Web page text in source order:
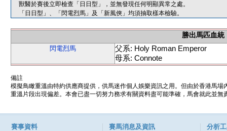
獸醫於賽後立即檢查「日日型」，並無發現任何明顯異常之處。
「日日型」、「閃電烈馬」及「新風俠」均須抽取樣本檢驗。
勝出馬匹血統
閃電烈馬
父系: Holy Roman Emperor
母系: Connote
備註
模擬鳥瞰重溫由特約供應商提供，供馬迷作個人娛樂資訊之用。但由於香港馬
重溫片段出現偏差。本會已盡一切努力務求有關資料盡可能準確，馬會就此並
賽事資料 賽馬消息及資訊 分析